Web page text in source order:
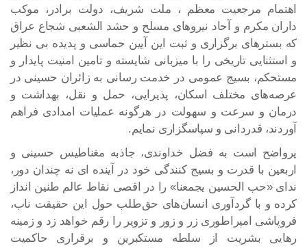
اهتمام مرجعیت معظم ، ملت شریف، دولت برادر، موکب
داران مکرم و آحاد نیروهای مسلح و حشد الشعبی شجاع عراق
که بسترهای برگزاری و ثبت این آیین حماسی و پدیده بی نظیر
و استثنایی تاریخی را با میزبانی شایسته و تامین امنیت پایدار و
مستحکم، بسیج عمومی در خدمت رسانی به زائران حسینی در
عرصه‌های مختلف اسکان، پذیرایی، حمل و نقل، بهداشت و
درمان و سرعت و سهولت در هرگونه عملیات امدادی فراهم
آوردند، قدردانی و سپاسگزاری نمایم.
پرواضح است به فضل خداوندی، جاذبه مغناطیس حسینی و
اربعین با قدرت و بسیج کنندگی خود در آینده ای نه چندان دور،
ندای «حب الحسین یجمعنا» را در اقصی نقاط عالم طنین انداز
کرده و با گردآوری انسان‌های حق‌طلب حول این حقیقت ناب،
فروپاشی امپراطوری زر و زور و تزویر را رقم خواهد زد و زمینه
رهایی بشریت از سلطه مستکبرین و برقراری حاکمیت